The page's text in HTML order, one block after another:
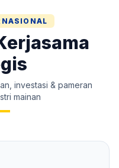
investasi & pameran
mainan